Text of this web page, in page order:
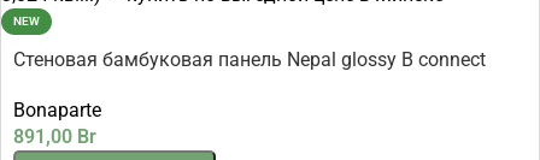
NEW
Стеновая бамбуковая панель Nepal glossy B connect
Bonaparte
891,00 Br